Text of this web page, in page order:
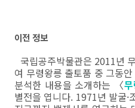
이전 정보
국립공주박물관은 2011년
여 무령왕릉 출토품 중 그동
분석한 내용을 소개하는 〈
별전을 엽니다. 1971년 발굴·